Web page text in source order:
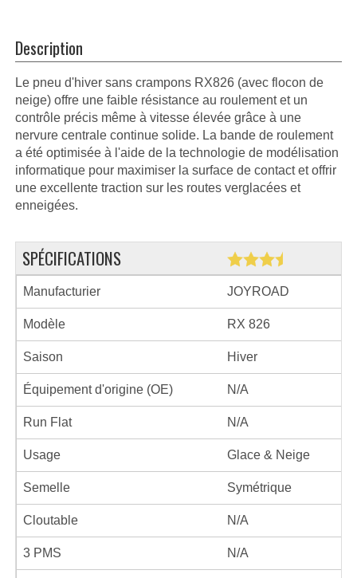
Description
Le pneu d'hiver sans crampons RX826 (avec flocon de
neige) offre une faible résistance au roulement et un
contrôle précis même à vitesse élevée grâce à une
nervure centrale continue solide. La bande de roulement
a été optimisée à l'aide de la technologie de modélisation
informatique pour maximiser la surface de contact et offrir
une excellente traction sur les routes verglacées et
enneigées.
SPÉCIFICATIONS
Manufacturier JOYROAD
Modèle RX 826
Saison Hiver
Équipement d'origine (OE) N/A
Run Flat N/A
Usage Glace & Neige
Semelle Symétrique
Cloutable N/A
3 PMS N/A